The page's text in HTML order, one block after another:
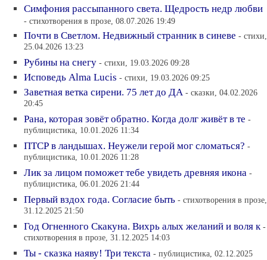
Симфония рассыпанного света. Щедрость недр любви
- стихотворения в прозе, 08.07.2026 19:49
Почти в Светлом. Недвижный странник в синеве - стихи,
25.04.2026 13:23
Рубины на снегу - стихи, 19.03.2026 09:28
Исповедь Alma Lucis - стихи, 19.03.2026 09:25
Заветная ветка сирени. 75 лет до ДА - сказки, 04.02.2026
20:45
Рана, которая зовёт обратно. Когда долг живёт в те -
публицистика, 10.01.2026 11:34
ПТСР в ландышах. Неужели герой мог сломаться? -
публицистика, 10.01.2026 11:28
Лик за лицом поможет тебе увидеть древняя икона -
публицистика, 06.01.2026 21:44
Первый вздох года. Согласие быть - стихотворения в прозе,
31.12.2025 21:50
Год Огненного Скакуна. Вихрь алых желаний и воля к -
стихотворения в прозе, 31.12.2025 14:03
Ты - сказка наяву! Три текста - публицистика, 02.12.2025